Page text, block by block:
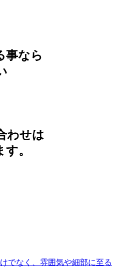
事なら
わせは
。
でなく、雰囲気や細部に至る